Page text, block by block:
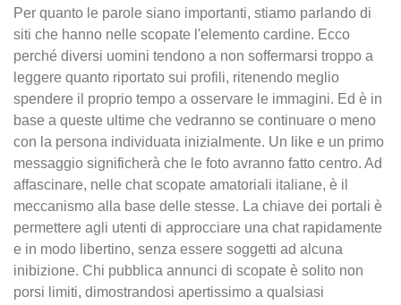
Per quanto le parole siano importanti, stiamo parlando di
siti che hanno nelle scopate l'elemento cardine. Ecco
perché diversi uomini tendono a non soffermarsi troppo a
leggere quanto riportato sui profili, ritenendo meglio
spendere il proprio tempo a osservare le immagini. Ed è in
base a queste ultime che vedranno se continuare o meno
con la persona individuata inizialmente. Un like e un primo
messaggio significherà che le foto avranno fatto centro. Ad
affascinare, nelle chat scopate amatoriali italiane, è il
meccanismo alla base delle stesse. La chiave dei portali è
permettere agli utenti di approcciare una chat rapidamente
e in modo libertino, senza essere soggetti ad alcuna
inibizione. Chi pubblica annunci di scopate è solito non
porsi limiti, dimostrandosi apertissimo a qualsiasi